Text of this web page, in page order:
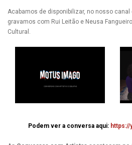
Acabamos de disponibilizar, no nosso canal
gravamos com Rui Leitão e Neusa
Cultural.
Podem ver a conversa aqui: https://